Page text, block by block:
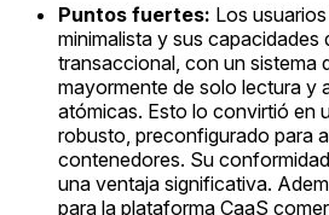
Puntos fuertes: Los
minimalista y sus capacidades
transaccional, con un sistema
mayormente de solo lectura y
atómicas. Esto lo convirtió en
robusto, preconfigurado para
contenedores. Su
una ventaja significativa.
para la plataforma CaaS